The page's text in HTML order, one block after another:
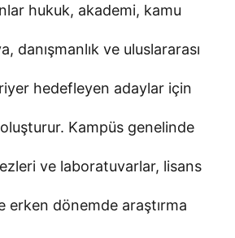
hukuk, akademi, kamu
danışmanlık ve uluslararası
hedefleyen adaylar için
Kampüs genelinde
ve laboratuvarlar, lisans
erken dönemde araştırma